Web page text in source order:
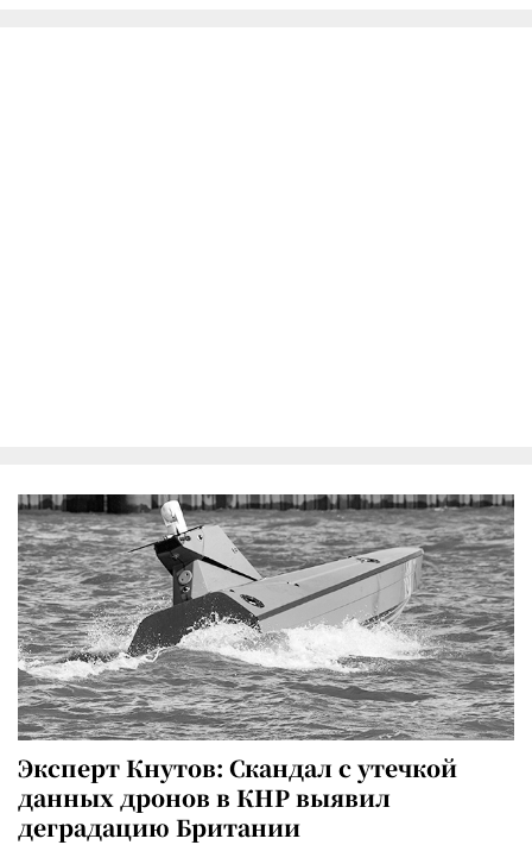
Эксперт Кнутов: Скандал с утечкой
данных дронов в КНР выявил
деградацию Британии